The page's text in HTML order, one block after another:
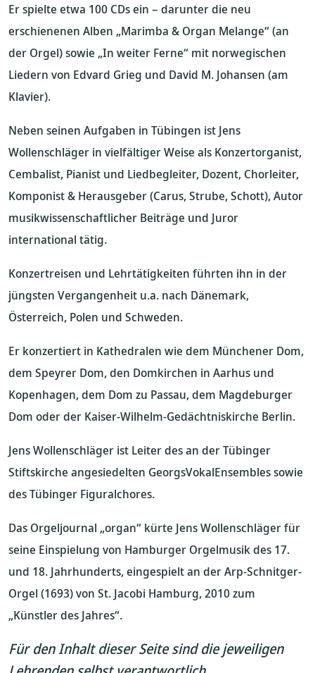
Er spielte etwa 100 CDs ein – darunter die neu
erschienenen Alben „Marimba & Organ Melange“ (an
der Orgel) sowie „In weiter Ferne“ mit norwegischen
Liedern von Edvard Grieg und David M. Johansen (am
Klavier).
Neben seinen Aufgaben in Tübingen ist Jens
Wollenschläger in vielfältiger Weise als Konzertorganist,
Cembalist, Pianist und Liedbegleiter, Dozent, Chorleiter,
Komponist & Herausgeber (Carus, Strube, Schott), Autor
musikwissenschaftlicher Beiträge und Juror
international tätig.
Konzertreisen und Lehrtätigkeiten führten ihn in der
jüngsten Vergangenheit u.a. nach Dänemark,
Österreich, Polen und Schweden.
Er konzertiert in Kathedralen wie dem Münchener Dom,
dem Speyrer Dom, den Domkirchen in Aarhus und
Kopenhagen, dem Dom zu Passau, dem Magdeburger
Dom oder der Kaiser-Wilhelm-Gedächtniskirche Berlin.
Jens Wollenschläger ist Leiter des an der Tübinger
Stiftskirche angesiedelten GeorgsVokalEnsembles sowie
des Tübinger Figuralchores.
Das Orgeljournal „organ“ kürte Jens Wollenschläger für
seine Einspielung von Hamburger Orgelmusik des 17.
und 18. Jahrhunderts, eingespielt an der Arp-Schnitger-
Orgel (1693) von St. Jacobi Hamburg, 2010 zum
„Künstler des Jahres“.
Für den Inhalt dieser Seite sind die jeweiligen